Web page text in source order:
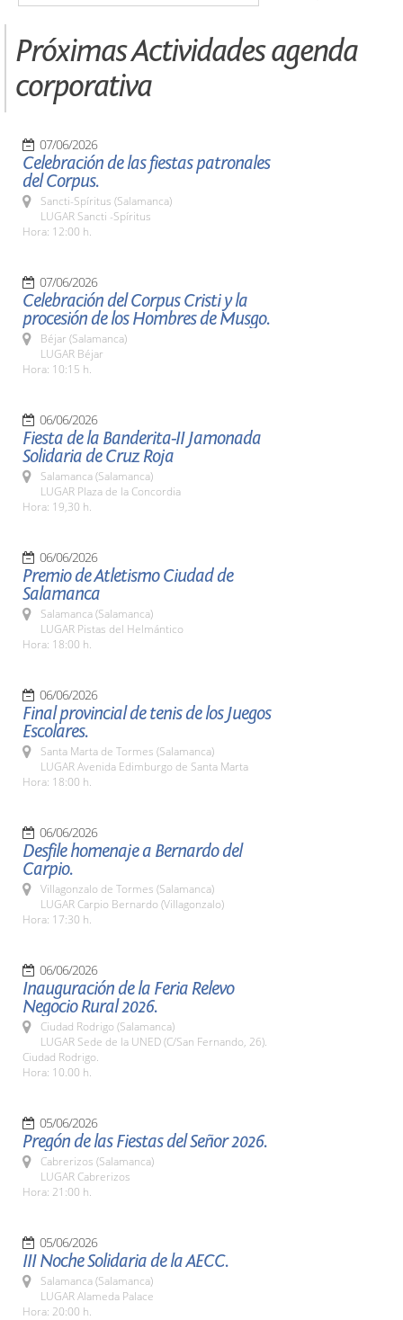
Próximas Actividades agenda
corporativa
07/06/2026
Celebración de las fiestas patronales
del Corpus.
Sancti-Spíritus (Salamanca)
LUGAR Sancti -Spíritus
Hora: 12:00 h.
07/06/2026
Celebración del Corpus Cristi y la
procesión de los Hombres de Musgo.
Béjar (Salamanca)
LUGAR Béjar
Hora: 10:15 h.
06/06/2026
Fiesta de la Banderita-II Jamonada
Solidaria de Cruz Roja
Salamanca (Salamanca)
LUGAR Plaza de la Concordia
Hora: 19,30 h.
06/06/2026
Premio de Atletismo Ciudad de
Salamanca
Salamanca (Salamanca)
LUGAR Pistas del Helmántico
Hora: 18:00 h.
06/06/2026
Final provincial de tenis de los Juegos
Escolares.
Santa Marta de Tormes (Salamanca)
LUGAR Avenida Edimburgo de Santa Marta
Hora: 18:00 h.
06/06/2026
Desfile homenaje a Bernardo del
Carpio.
Villagonzalo de Tormes (Salamanca)
LUGAR Carpio Bernardo (Villagonzalo)
Hora: 17:30 h.
06/06/2026
Inauguración de la Feria Relevo
Negocio Rural 2026.
Ciudad Rodrigo (Salamanca)
LUGAR Sede de la UNED (C/San Fernando, 26).
Ciudad Rodrigo.
Hora: 10.00 h.
05/06/2026
Pregón de las Fiestas del Señor 2026.
Cabrerizos (Salamanca)
LUGAR Cabrerizos
Hora: 21:00 h.
05/06/2026
III Noche Solidaria de la AECC.
Salamanca (Salamanca)
LUGAR Alameda Palace
Hora: 20:00 h.